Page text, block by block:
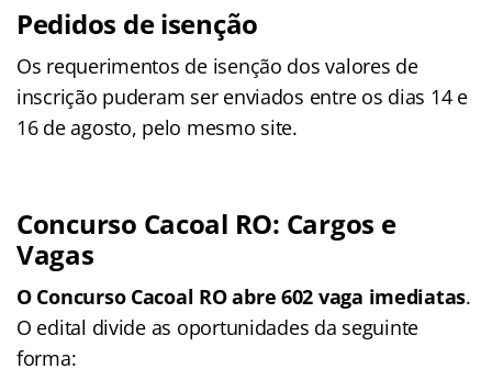
Pedidos de isenção
Os requerimentos de isenção dos valores de
inscrição puderam ser enviados entre os dias 14 e
16 de agosto, pelo mesmo site.
Concurso Cacoal RO: Cargos e
Vagas
O Concurso Cacoal RO abre 602 vaga imediatas.
O edital divide as oportunidades da seguinte
forma: